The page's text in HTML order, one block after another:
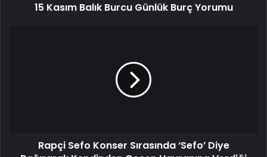
15 Kasım Balık Burcu Günlük Burç Yorumu
Rapçi Sefo Konser Sırasında ‘Sefo’ Diye